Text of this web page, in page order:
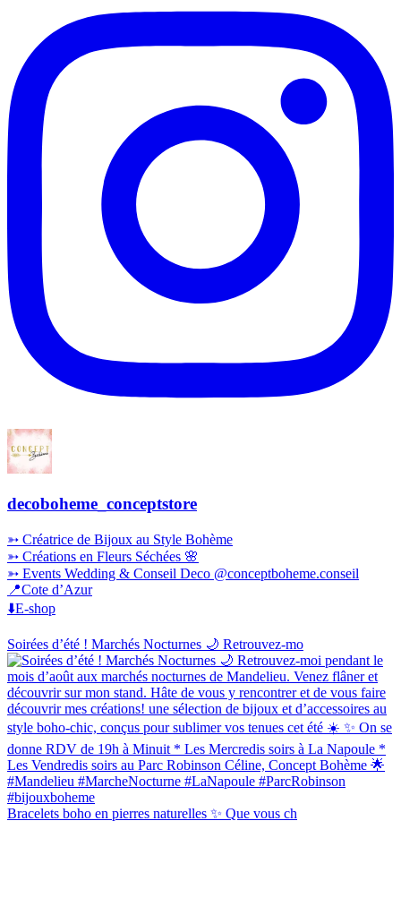
decoboheme_conceptstore
➳ Créatrice de Bijoux au Style Bohème
➳ Créations en Fleurs Séchées 🌸
➳ Events Wedding & Conseil Deco @conceptboheme.conseil
📍Cote d’Azur
⬇️E-shop
Soirées d’été ! Marchés Nocturnes 🌙 Retrouvez-mo
Bracelets boho en pierres naturelles ✨ Que vous ch